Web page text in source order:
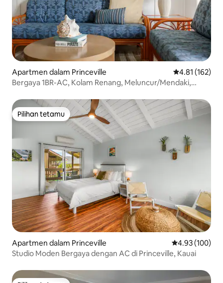
Apartmen dalam Princeville Penarafan
4.81 (162)
Bergaya 1BR-AC, Kolam Renang, Meluncur/Mendaki,
Pilihan tetamu
Pilihan tetamu
Apartmen dalam Princeville Penarafan
4.93 (100)
Studio Moden Bergaya dengan AC di Princeville, Kauai